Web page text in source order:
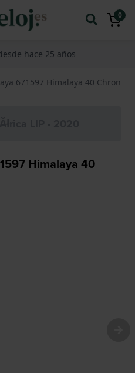
0
hace 25 años
671597 Himalaya 40 Chrono
Himalaya 40